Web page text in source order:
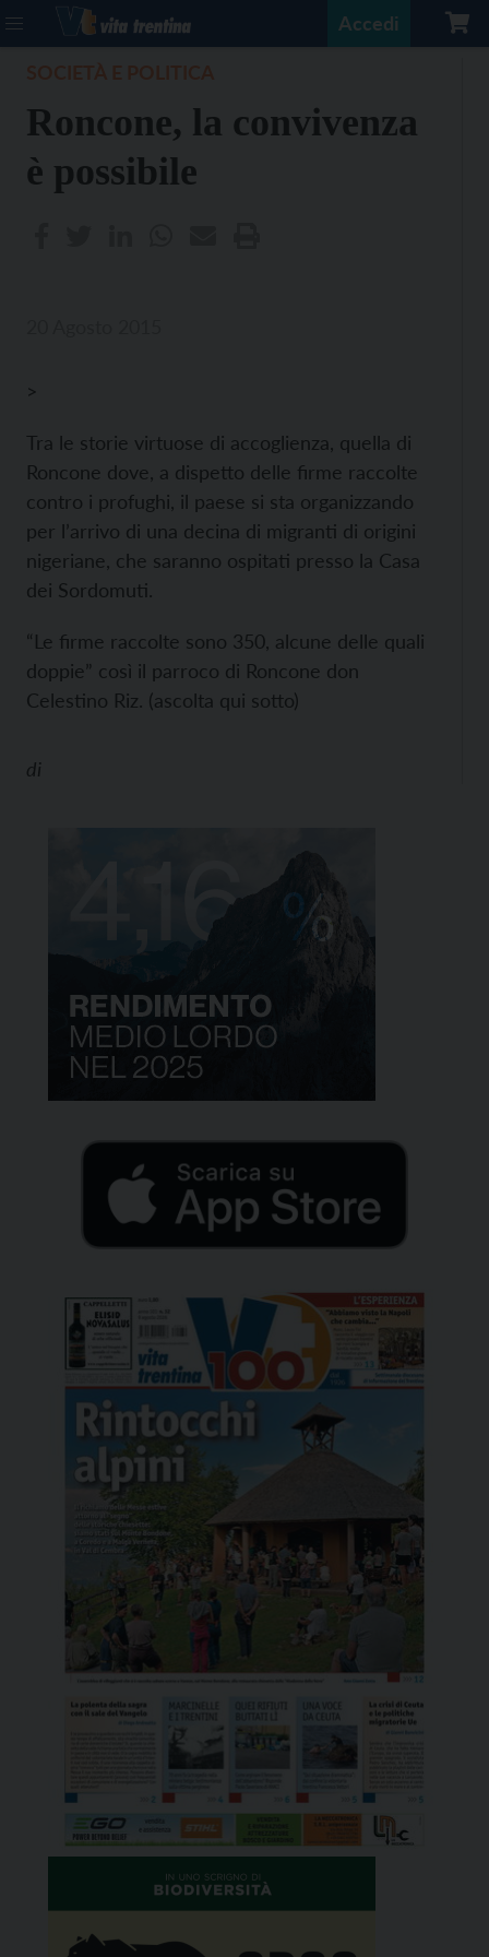
Accedi
Roncone, la convivenza
è possibile
>
Tra le storie virtuose di accoglienza, quella di
Roncone dove, a dispetto delle firme raccolte
contro i profughi, il paese si sta organizzando
per l’arrivo di una decina di migranti di origini
nigeriane, che saranno ospitati presso la Casa
dei Sordomuti.
“Le firme raccolte sono 350, alcune delle quali
doppie” così il parroco di Roncone don
Celestino Riz. (ascolta qui sotto)
di